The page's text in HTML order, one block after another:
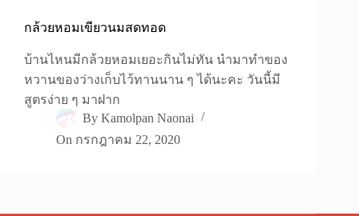
กล้วยหอมเขียวนมสดทอด
บ้านไหนมีกล้วยหอมเยอะกินไม่ทัน นำมาทำของ
หวานของว่างเก็บไว้ทานนาน ๆ ได้นะคะ วันนี้มี
สูตรง่าย ๆ มาฝาก
By Kamolpan Naonai
On กรกฎาคม 22, 2020